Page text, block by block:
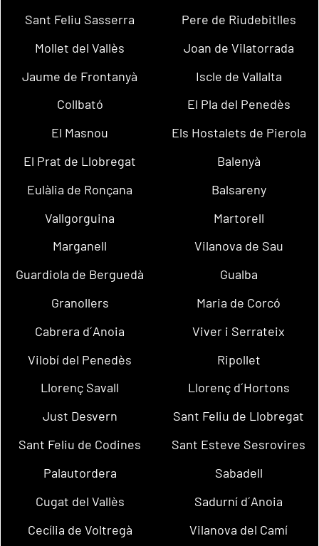
Sant Feliu Sasserra
Pere de Riudebitlles
Mollet del Vallès
Joan de Vilatorrada
Jaume de Frontanyà
Iscle de Vallalta
Collbató
El Pla del Penedès
El Masnou
Els Hostalets de Pierola
El Prat de Llobregat
Balenyà
Eulàlia de Ronçana
Balsareny
Vallgorguina
Martorell
Marganell
Vilanova de Sau
Guardiola de Berguedà
Gualba
Granollers
Maria de Corcó
Cabrera d´Anoia
Viver i Serrateix
Vilobí del Penedès
Ripollet
Llorenç Savall
Llorenç d´Hortons
Just Desvern
Sant Feliu de Llobregat
Sant Feliu de Codines
Sant Esteve Sesrovires
Palautordera
Sabadell
Cugat del Vallès
Sadurní d´Anoia
Cecília de Voltregà
Vilanova del Camí